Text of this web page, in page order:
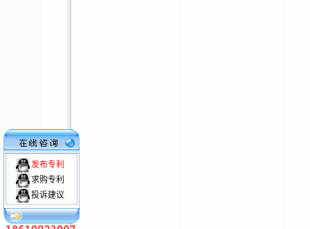
发布专利
求购专利
投诉建议